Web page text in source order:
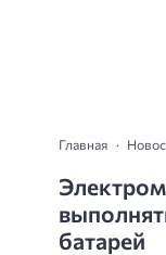
Главная
батарей